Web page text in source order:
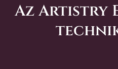
Az Artistry